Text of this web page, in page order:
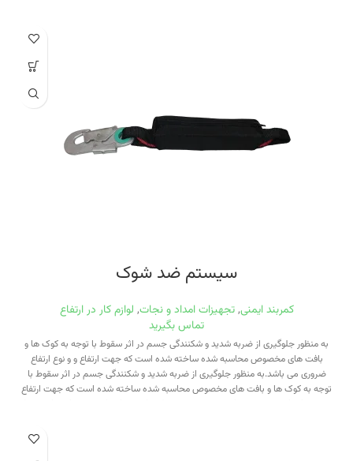
علاوه بر این که ضربه ناشی از سقوط را می گیرد به بدن جهت جلوگیری از تاب خوردن
ارتفاع ایمن جهت استفاده از سیستم ضدشوک :طول خلاصی بند (طنابی یا تسمه
سیستم ضد شوک
کمربند ایمنی, تجهیزات امداد و نجات, لوازم کار در ارتفاع
تماس بگیرید
به منظور جلوگیری از ضربه شدید و شکنندگی جسم در اثر سقوط با توجه به کوک ها و
بافت های مخصوص محاسبه شده ساخته شده است که جهت ارتفاع و و نوع ارتفاع
ضروری می باشد.به منظور جلوگیری از ضربه شدید و شکنندگی جسم در اثر سقوط با
توجه به کوک ها و بافت های مخصوص محاسبه شده ساخته شده است که جهت ارتفاع
این نوع سیستم همواره ارتفاع محاسبه شود. ارتفاع ایمن جهت استفاده از سیستم